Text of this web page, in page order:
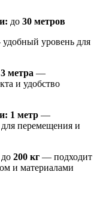
до 30 метров
уровень для
метра —
и удобство
1 метр —
перемещения и
до 200 кг — подходит
и материалами